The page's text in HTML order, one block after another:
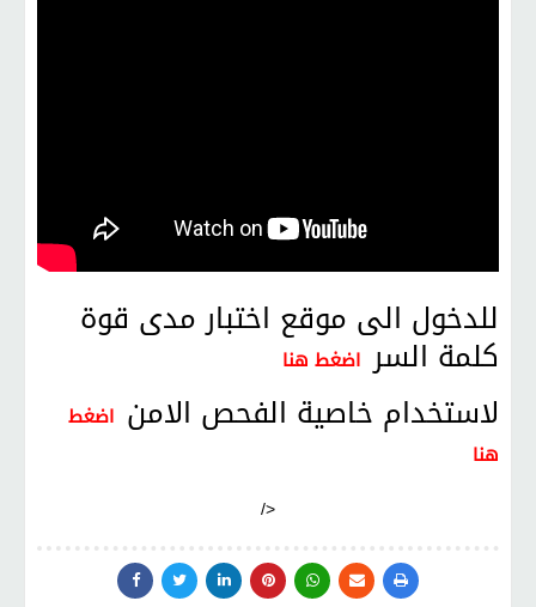
للدخول الى موقع اختبار مدى قوة
كلمة السر اضغط هنا
لاستخدام خاصية الفحص الامن اضغط
هنا
/>